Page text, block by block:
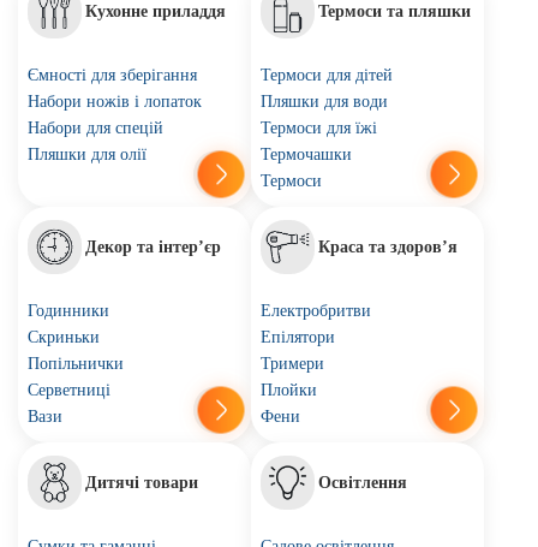
Кухонне приладдя
Ємності для зберігання
Набори ножів і лопаток
Набори для спецій
Пляшки для олії
Термоси та пляшки
Термоси для дітей
Пляшки для води
Термоси для їжі
Термочашки
Термоси
Декор та інтер’єр
Годинники
Скриньки
Попільнички
Серветниці
Вази
Краса та здоров’я
Електробритви
Епілятори
Тримери
Плойки
Фени
Дитячі товари Освітлення